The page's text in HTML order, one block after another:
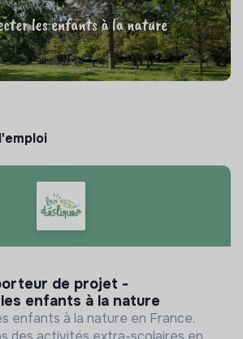
enfants à la nature
enfants à la nature en France.